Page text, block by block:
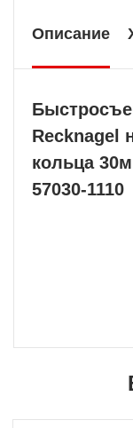
Описание
Recknagel
кольца
57030-1110